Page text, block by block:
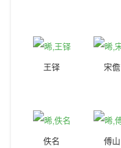
王铎 宋儋
佚名 傅山